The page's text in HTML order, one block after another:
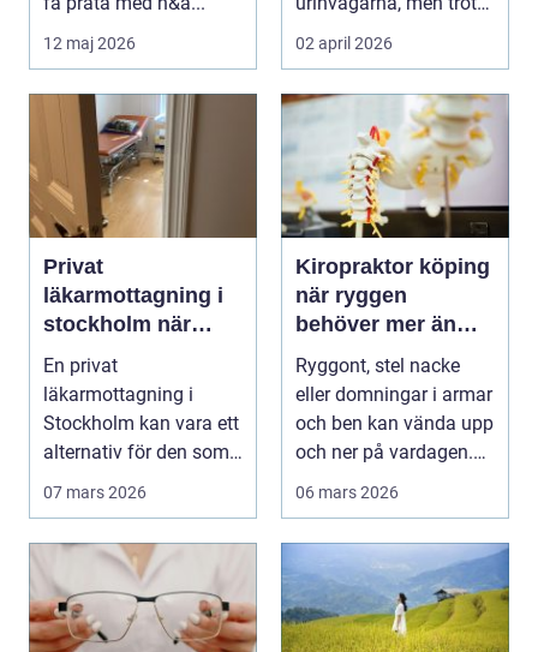
12 maj 2026
det hamnar den ofta i...
02 april 2026
Privat
läkarmottagning i
stockholm när
personlig vård och
specialistkunskap
är viktig
En privat
läkarmottagning i
Stockholm kan vara ett
alternativ för den som
vill ha snabb tillgång
07 mars 2026
Kiropraktor köping
när ryggen
behöver mer än
vila
Ryggont, stel nacke
eller domningar i armar
och ben kan vända upp
och ner på vardagen.
Många väntar ...
06 mars 2026